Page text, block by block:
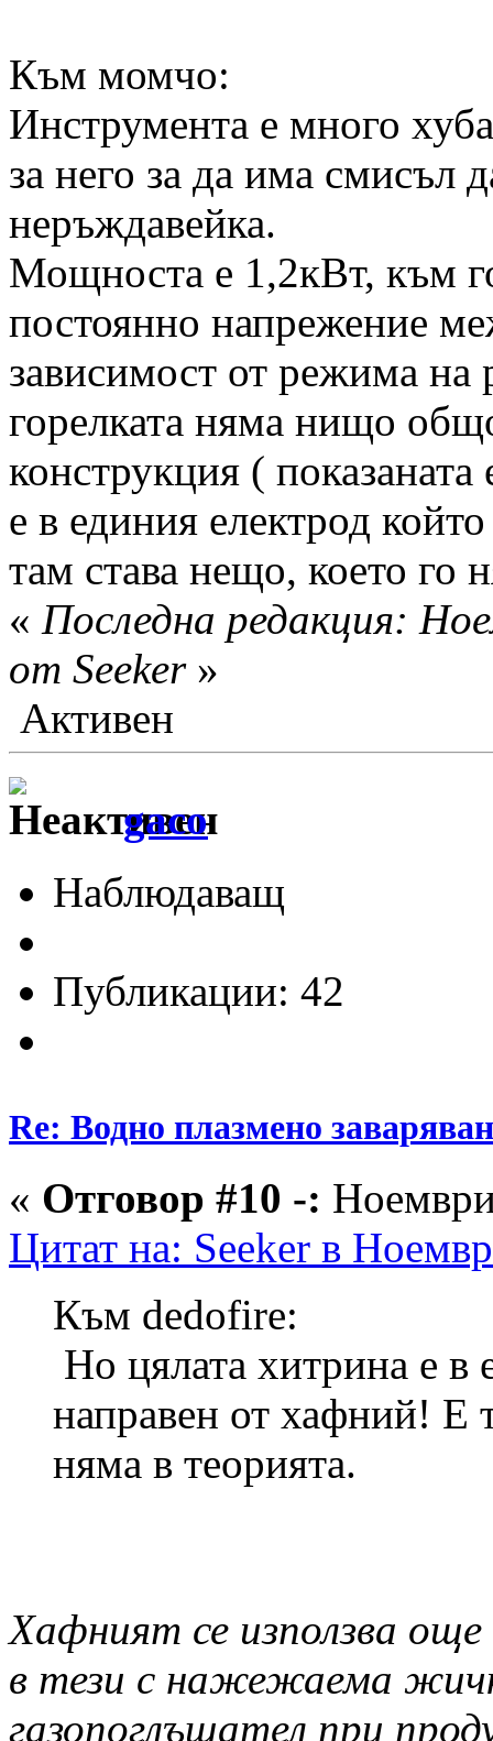
Към момчо:
Инструмента е много
за него за да има смисъл
неръждавейка.
Мощноста е 1,2кВт, към
постоянно напрежение
зависимост от режима на
горелката няма нищо
конструкция (
е в единия електрод
там става нещо, което го
« Последна редакция:
от Seeker»
Активен
gaco
Наблюдаващ
Публикации: 42
Re: Водно плазмено
« Отговор #10 -:
Цитат на: Seeker в
Към dedofire:
Но цялата хитрина е в
направен от хафний! Е
няма в теорията.
Хафният се използва
в тези с нажежаема
газопоглъщател при